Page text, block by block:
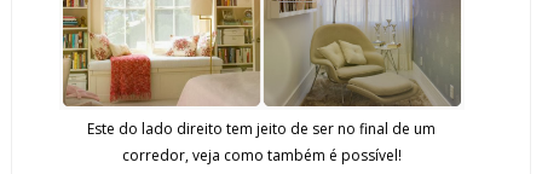
Este do lado direito tem jeito de ser no final de um
corredor, veja como também é possível!